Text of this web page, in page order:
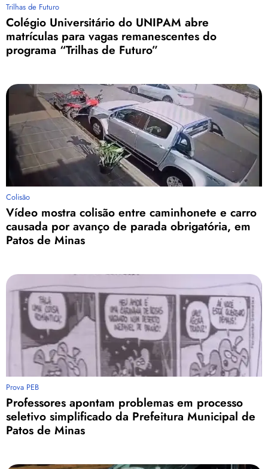
Trilhas de Futuro
Colégio Universitário do UNIPAM abre
matrículas para vagas remanescentes do
programa “Trilhas de Futuro”
Colisão
Vídeo mostra colisão entre caminhonete e carro
causada por avanço de parada obrigatória, em
Patos de Minas
Prova PEB
Professores apontam problemas em processo
seletivo simplificado da Prefeitura Municipal de
Patos de Minas